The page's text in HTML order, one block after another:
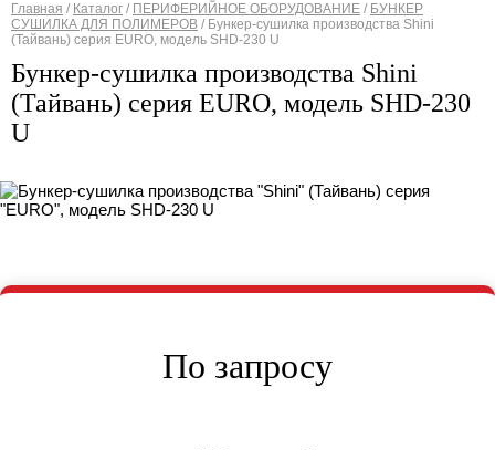
Вы здесь
Главная / Каталог / ПЕРИФЕРИЙНОЕ ОБОРУДОВАНИЕ / БУНКЕР
СУШИЛКА ДЛЯ ПОЛИМЕРОВ / Бункер-сушилка производства Shini
(Тайвань) cерия EURO, модель SHD-230 U
Бункер-сушилка производства Shini
(Тайвань) cерия EURO, модель SHD-230
U
По запросу